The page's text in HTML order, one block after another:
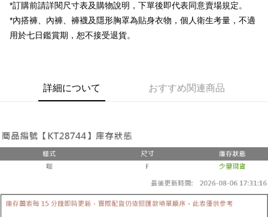
Google Pay
2. 支払い方法で「OP Pay Later」を選択すると、注文が成立した後に自動
的に OP Pay Later の取引プロセスに移行し、携帯番号を確認後、分割払
を基準とします。
4. 注文成立後30分以内に確認取引を行わない場合や審査が通過しない場
合、注文は自動的にキャンセルされます。「転専審査」に未通過の状況が
発生した場合は、システムの評価基準に達していないことを意味し、評価
【支払い方法の説明】
一、 AFTEE代金後払いについて
1.お支払い方法でAFTEE代金後払いを選択すると、携帯電話認証ウィンド
3.注文するときのお支払いは不要です。商品はご指定の住所に配送されま
す。
4.ご注文が完了すると、携帯に支払い通知のSMSが届きます。アプリ会員
の場合は、AFTEE アプリプッシュ通知が届きます。
5.商品受け取り時のお支払いは不要です。商品を確かめてから、SMSまた
グでお支払いください。
ATM払い
全家取貨付款
配送毎にNT$60、NT$1,800以上で送料無料
配送毎にNT$60、NT$1,600以上で送料無料
*訂購前請詳閱尺寸表及購物說明，下單後即代表同意賣場規定。
*內搭褲、內褲、褲襪及隱形胸罩為貼身衣物，個人衛生考量，不適
用於七日鑑賞期，恕不接受退貨。
詳細について おすすめ関連商品